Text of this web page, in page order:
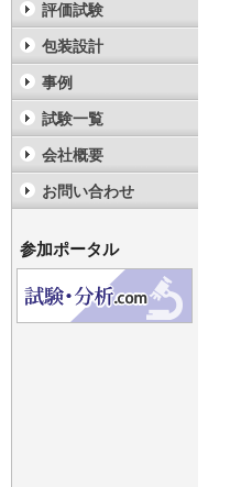
評価試験
包装設計
事例
試験一覧
会社概要
お問い合わせ
参加ポータル